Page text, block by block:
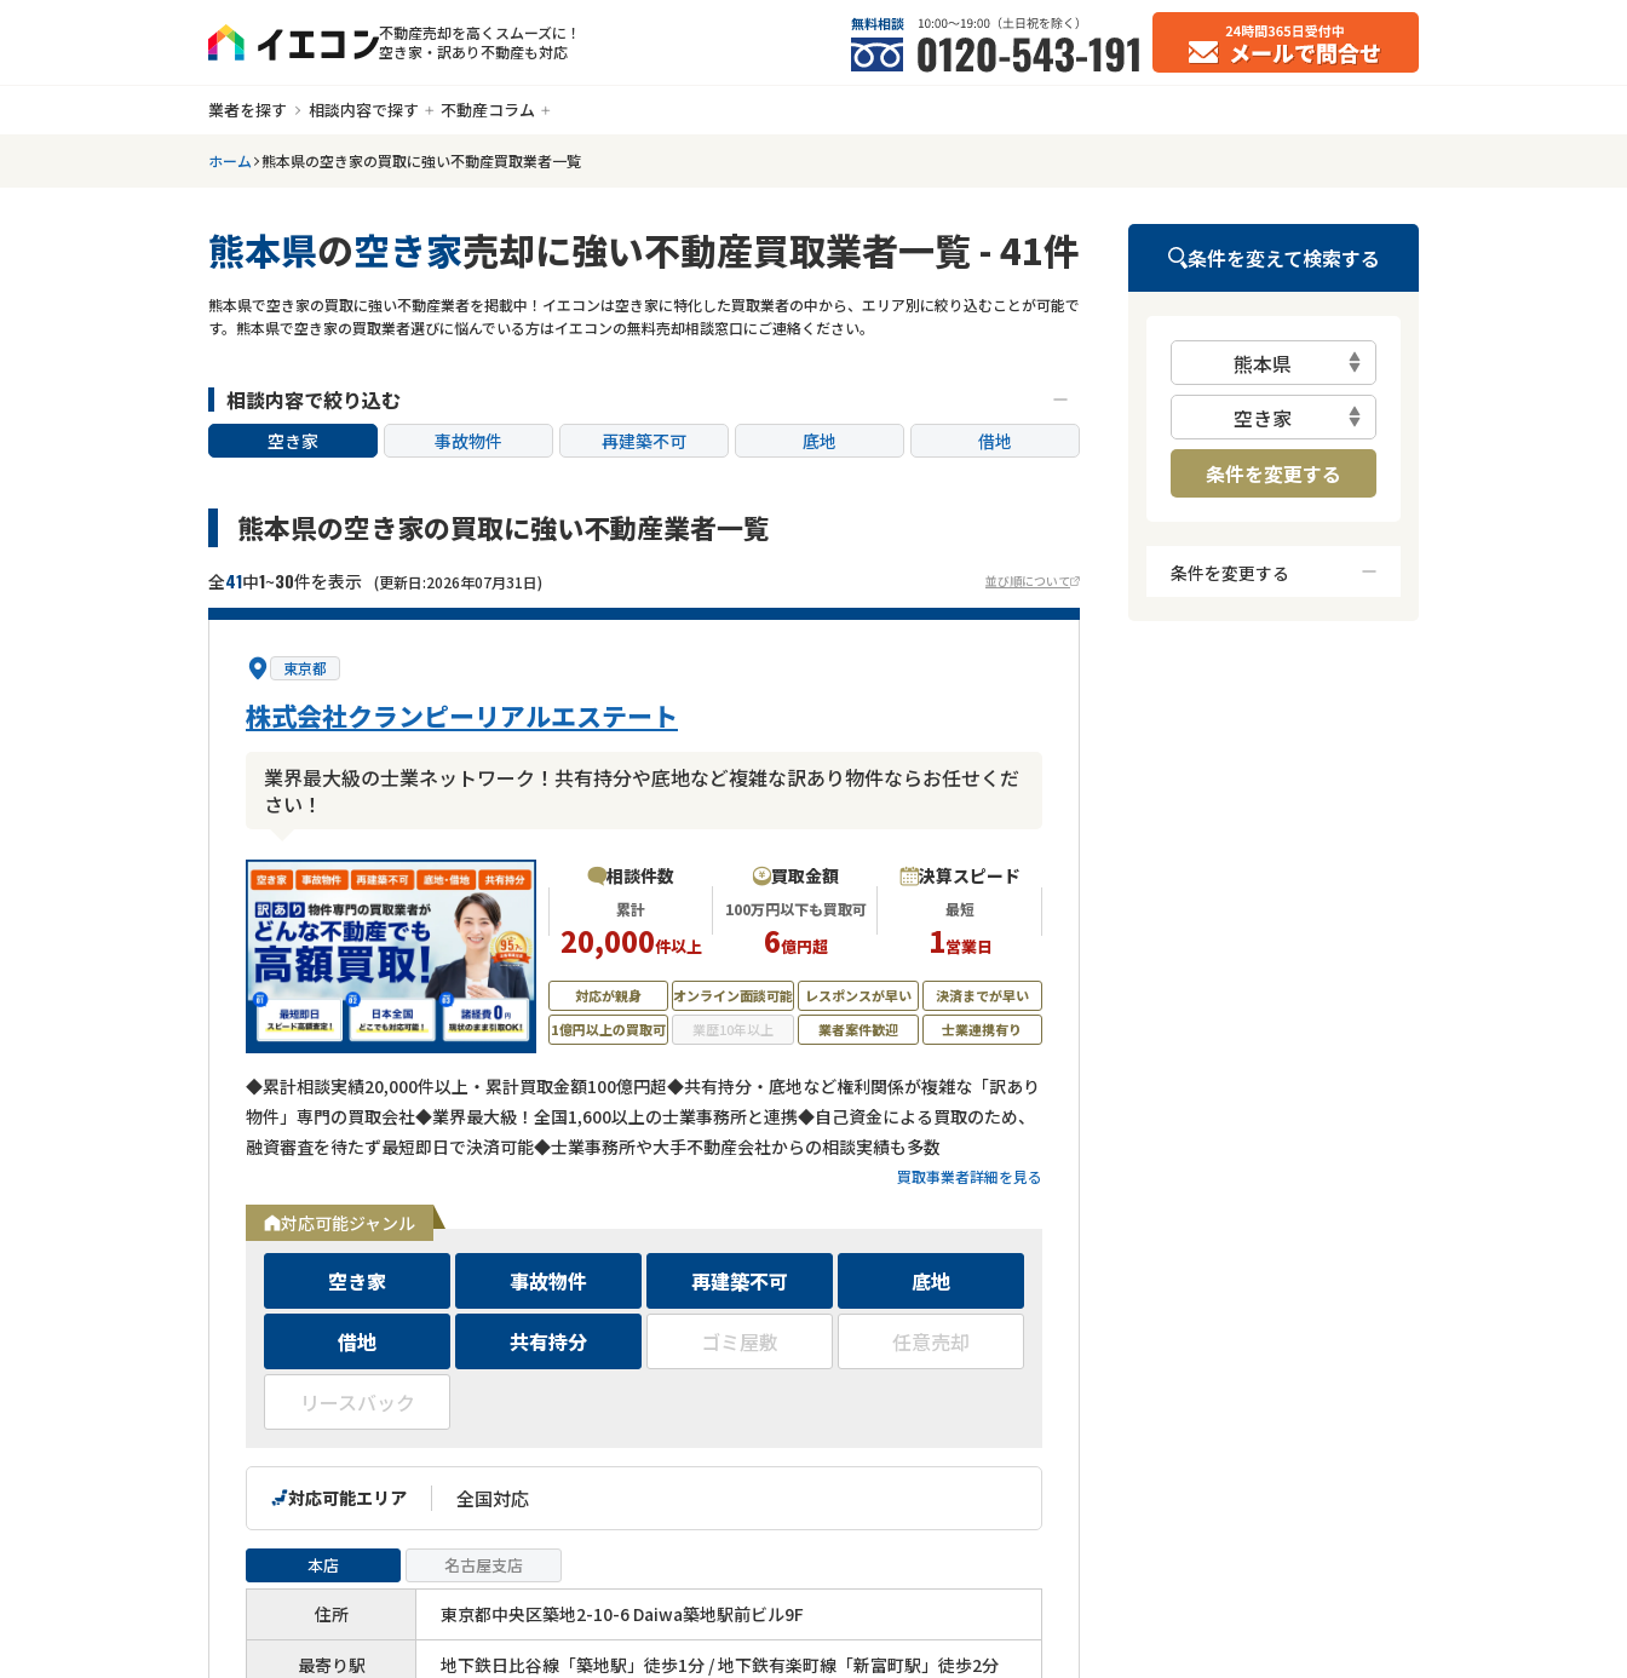
不動産売却を高くスムーズに！
空き家・訳あり不動産も対応
業者を探す 相談内容で探す 不動産コラム
ホーム 熊本県の空き家の買取に強い不動産買取業者一覧
熊本県の空き家売却に強い不動産買取業者一覧 - 41件
熊本県で空き家の買取に強い不動産業者を掲載中！イエコンは空き家に特化した買取業者の中から、エリア別に絞り込むことが可能で
す。熊本県で空き家の買取業者選びに悩んでいる方はイエコンの無料売却相談窓口にご連絡ください。
相談内容で絞り込む
空き家 事故物件 再建築不可 底地
借地
熊本県の空き家の買取に強い不動産業者一覧
全41中1~30件を表示 (更新日:2026年07月31日) 並び順について
東京都
株式会社クランピーリアルエステート
業界最大級の士業ネットワーク！共有持分や底地など複雑な訳あり物件ならお任せくだ
さい！
相談件数
累計
20,000件以上
買取金額
100万円以下も買取可
6億円超
決算スピード
最短
1営業日
◆累計相談実績20,000件以上・累計買取金額100億円超◆共有持分・底地など権利関係が複雑な「訳あり
物件」専門の買取会社◆業界最大級！全国1,600以上の士業事務所と連携◆自己資金による買取のため、
融資審査を待たず最短即日で決済可能◆士業事務所や大手不動産会社からの相談実績も多数
買取事業者詳細を見る
対応可能ジャンル
空き家 事故物件 再建築不可 底地
借地 共有持分 ゴミ屋敷 任意売却
リースバック
本店 名古屋支店
住所 東京都中央区築地2-10-6 Daiwa築地駅前ビル9F
最寄り駅 地下鉄日比谷線「築地駅」徒歩1分 / 地下鉄有楽町線「新富町駅」徒歩2分
対応可能エリア 全国対応
対応が親身 オンライン面談可能 レスポンスが早い
決済までが早い
1億円以上の買取可
業歴10年以上 業者案件歓迎 士業連携有り
条件を変えて検索する
熊本県
空き家
条件を変更する
条件を変更する